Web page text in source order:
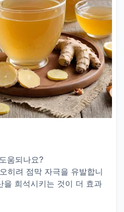
움되나요?
히려 점막 자극을 유발합니
을 희석시키는 것이 더 효과